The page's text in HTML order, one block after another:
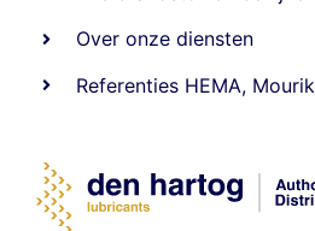
Over onze diensten
Referenties HEMA, Mourik